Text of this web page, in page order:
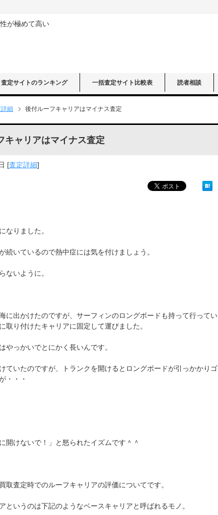
が極めて高い
査定サイトのランキング 一括査定サイト比較表 読者相談
細 後付ルーフキャリアはマイナス査定
キャリアはマイナス査定
[査定詳細]
なりました。
続いているので熱中症には気を付けましょう。
ないように。
に出かけたのですが、サーフィンのロングボードも持って行ってい
取り付けたキャリアに固定して運びました。
やっかいでとにかく長いんです。
ていたのですが、トランクを開けるとロングボードが引っかかりゴ
・・・
開けないで！」と怒られたイズムです＾＾
取査定時でのルーフキャリアの評価についてです。
というのは下記のようなベースキャリアと呼ばれるモノ。